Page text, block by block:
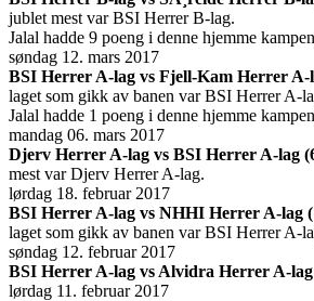
jublet mest var BSI Herrer B-lag.
Jalal hadde 9 poeng i denne hjemme kampen
søndag 12. mars 2017
BSI Herrer A-lag vs Fjell-Kam Herrer A-
laget som gikk av banen var BSI Herrer A-
Jalal hadde 1 poeng i denne hjemme kampen
mandag 06. mars 2017
Djerv Herrer A-lag vs BSI Herrer A-lag
mest var Djerv Herrer A-lag.
lørdag 18. februar 2017
BSI Herrer A-lag vs NHHI Herrer A-lag
laget som gikk av banen var BSI Herrer A-
søndag 12. februar 2017
BSI Herrer A-lag vs Alvidra Herrer A-lag
lørdag 11. februar 2017